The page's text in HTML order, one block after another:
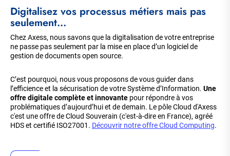
Digitalisez vos processus métiers mais pas
seulement…
Chez Axess, nous savons que la digitalisation de votre entreprise
ne passe pas seulement par la mise en place d’un logiciel de
gestion de documents open source.
C’est pourquoi, nous vous proposons de vous guider dans
l’efficience et la sécurisation de votre Système d’Information. Une
offre digitale complète et innovante pour répondre à vos
problématiques d’aujourd’hui et de demain. Le pôle Cloud d'Axess
c'est une offre de Cloud Souverain (c'est-à-dire en France), agréé
HDS et certifié ISO27001. Découvrir notre offre Cloud Computing.